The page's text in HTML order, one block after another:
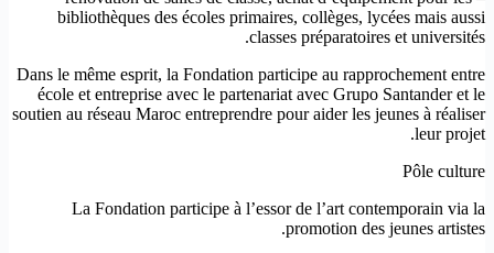
bibliothèques des écoles primaires, collèges, lycées mais aussi
classes préparatoires et universités.
Dans le même esprit, la Fondation participe au rapprochement entre
école et entreprise avec le partenariat avec Grupo Santander et le
soutien au réseau Maroc entreprendre pour aider les jeunes à réaliser
leur projet.
Pôle culture
La Fondation participe à l’essor de l’art contemporain via la
promotion des jeunes artistes.